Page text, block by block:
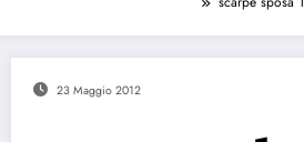
23 Maggio 2012